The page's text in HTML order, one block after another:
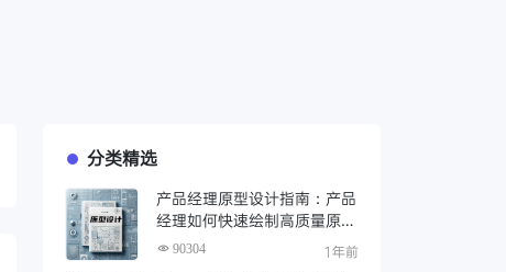
分类精选
产品经理原型设计指南：产品
经理如何快速绘制高质量原
型？（附步骤与资源）
90304 1年前